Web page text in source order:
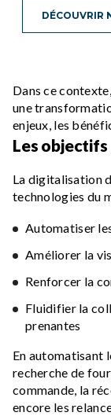
DÉCOUVRIR
Dans ce
une
enjeux, les
Les
La digitalisation
technologies du
Automatiser
Améliorer la
Renforcer la
Fluidifier la
prenantes
En automatisant
recherche de
commande, la
encore les